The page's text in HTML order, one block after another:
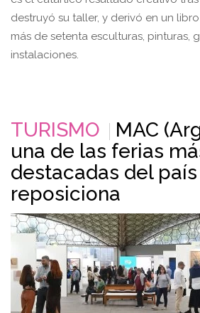
destruyó su taller, y derivó en un
más de setenta esculturas, pinturas,
instalaciones.
TURISMO
MAC
una de las ferias
destacadas del
reposiciona